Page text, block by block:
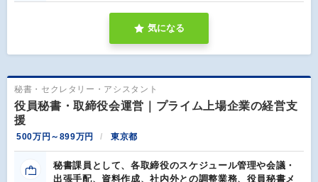
気になる
秘書・セクレタリー・アシスタント
役員秘書・取締役会運営｜プライム上場企業の経営支
援
500万円～899万円 東京都
秘書課員として、各取締役のスケジュール管理や会議・
出張手配、資料作成、社内外との調整業務、役員秘書メ